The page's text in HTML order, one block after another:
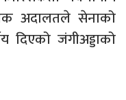
अदालतले सेनाको
दिएको जंगीअड्डाको